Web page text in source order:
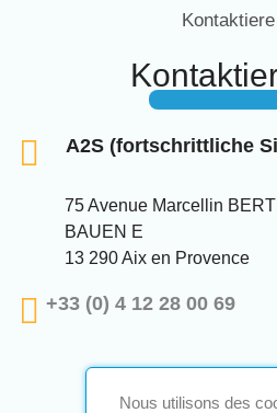
A2S (fortschrittliche
75 Avenue Marcellin
BAUEN E
13 290 Aix en Provence
+33 (0) 4 12 28 00 69
Nous utilisons des